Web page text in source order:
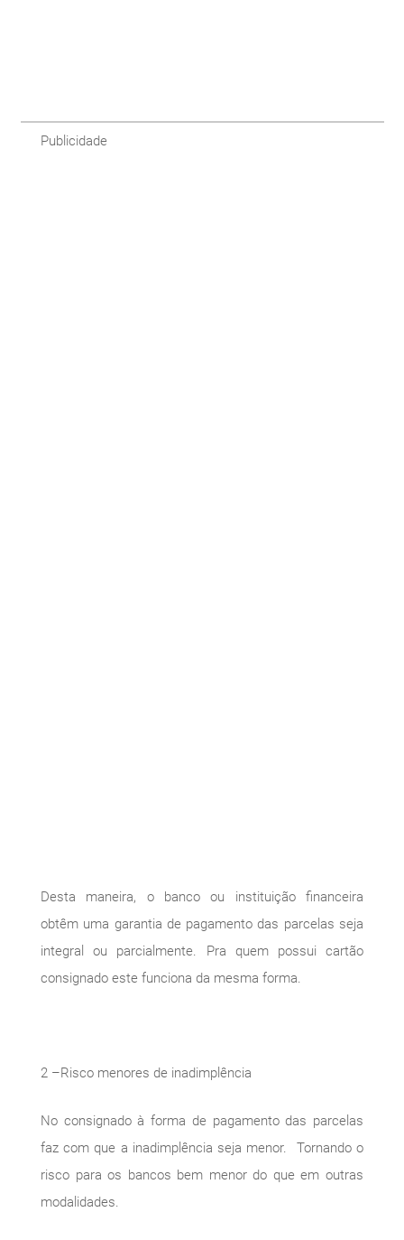
Publicidade
Desta maneira, o banco ou instituição financeira
obtêm uma garantia de pagamento das parcelas seja
integral ou parcialmente. Pra quem possui cartão
consignado este funciona da mesma forma.
2 –Risco menores de inadimplência
No consignado à forma de pagamento das parcelas
faz com que a inadimplência seja menor. Tornando o
risco para os bancos bem menor do que em outras
modalidades.